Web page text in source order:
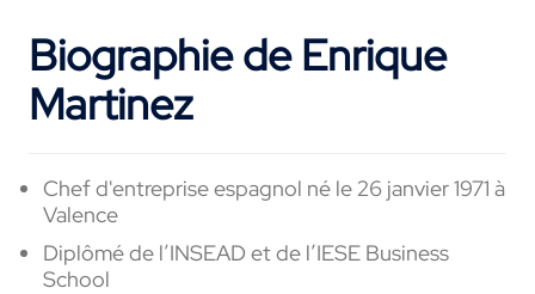
Biographie de Enrique
Martinez
Chef d'entreprise espagnol né le 26 janvier 1971 à
Valence
Diplômé de l’INSEAD et de l’IESE Business
School